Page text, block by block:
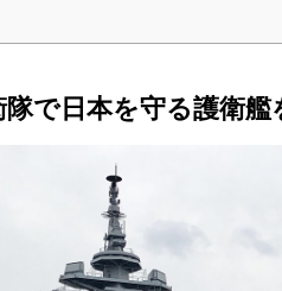
隊で日本を守る護衛艦